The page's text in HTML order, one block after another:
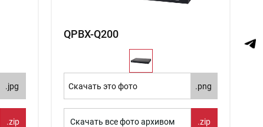
.jpg
.zip
QPBX-Q200
Скачать это фото .png
Скачать все фото архивом .zip